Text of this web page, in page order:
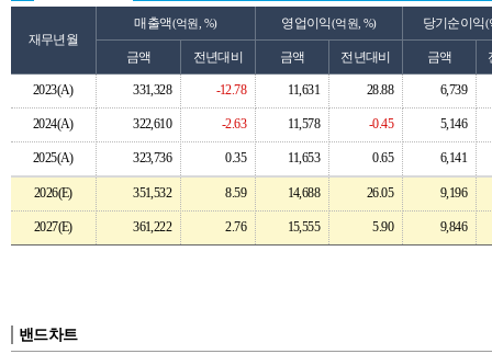
재무년월
매출액(억원, %) 영업이익(억원, %) 당기순이익(
금액 전년대비 금액 전년대비 금액
2023(A) 331,328 -12.78 11,631 28.88 6,739
2024(A) 322,610 -2.63 11,578 -0.45 5,146
2025(A) 323,736 0.35 11,653 0.65 6,141
2026(E) 351,532 8.59 14,688 26.05 9,196
2027(E) 361,222 2.76 15,555 5.90 9,846
밴드차트